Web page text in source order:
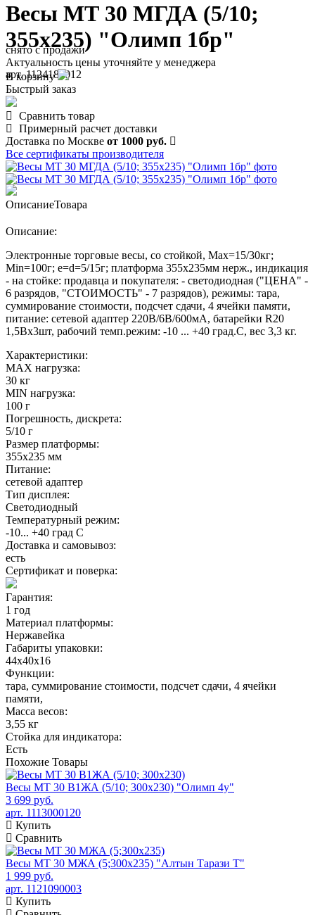
Весы МТ 30 МГДА (5/10;
355х235) "Олимп 1бр"
арт. 1124180012
снято с продажи
Актуальность цены уточняйте у менеджера
В корзину
Быстрый заказ
Сравнить товар
Примерный расчет доставки
Доставка по Москве от 1000 руб.
Все сертификаты производителя
ОписаниеТовара
Описание:
Электронные торговые весы, со стойкой, Max=15/30кг;
Min=100г; e=d=5/15г; платформа 355х235мм нерж., индикация
- на стойке: продавца и покупателя: - светодиодная ("ЦЕНА" -
6 разрядов, "СТОИМОСТЬ" - 7 разрядов), режимы: тара,
суммирование стоимости, подсчет сдачи, 4 ячейки памяти,
питание: сетевой адаптер 220В/6В/600мА, батарейки R20
1,5Вх3шт, рабочий темп.режим: -10 ... +40 град.С, вес 3,3 кг.
Характеристики:
MAX нагрузка:
30 кг
MIN нагрузка:
100 г
Погрешность, дискрета:
5/10 г
Размер платформы:
355х235 мм
Питание:
сетевой адаптер
Тип дисплея:
Светодиодный
Температурный режим:
-10... +40 град С
Доставка и самовывоз:
есть
Сертификат и поверка:
Гарантия:
1 год
Материал платформы:
Нержавейка
Габариты упаковки:
44х40х16
Функции:
тара, суммирование стоимости, подсчет сдачи, 4 ячейки
памяти,
Масса весов:
3,55 кг
Стойка для индикатора:
Есть
Похожие Товары
Весы МТ 30 В1ЖА (5/10; 300х230) "Олимп 4у"
3 699 руб.
арт. 1113000120
Купить
Сравнить
Весы МТ 30 МЖА (5;300x235) "Алтын Тарази Т"
1 999 руб.
арт. 1121090003
Купить